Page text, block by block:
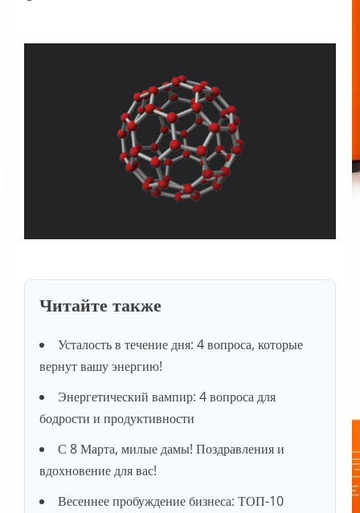
Читайте также
Усталость в течение дня: 4 вопроса, которые
вернут вашу энергию!
Энергетический вампир: 4 вопроса для
бодрости и продуктивности
С 8 Марта, милые дамы! Поздравления и
вдохновение для вас!
Весеннее пробуждение бизнеса: ТОП-10